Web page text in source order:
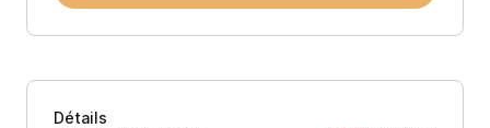
Détails